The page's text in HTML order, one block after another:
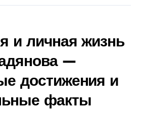
и личная жизнь
—
достижения и
факты